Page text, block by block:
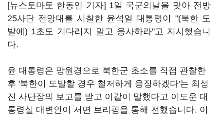
[뉴스토마토 한동인 기자] 1일 국군의날을 맞아 전방
25사단 전망대를 시찰한 윤석열 대통령이 "(북한 도
발에) 1초도 기다리지 말고 응사하라"고 지시했습니
다.
윤 대통령은 망원경으로 북한군 초소를 직접 관찰한
후 '북한이 도발할 경우 철저하게 응징하겠다'는 최성
진 사단장의 보고를 받고 이같이 말했다고 이도운 대
통령실 대변인이 서면 브리핑을 통해 전했습니다. 이